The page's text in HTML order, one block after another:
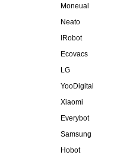
Moneual
Neato
IRobot
Ecovacs
LG
YooDigital
Xiaomi
Everybot
Samsung
Hobot